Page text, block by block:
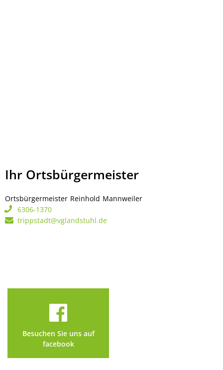
Ihr Ortsbürgermeister
Ortsbürgermeister Reinhold Mannweiler
6306-1370
trippstadt@vglandstuhl.de
Besuchen Sie uns auf
facebook